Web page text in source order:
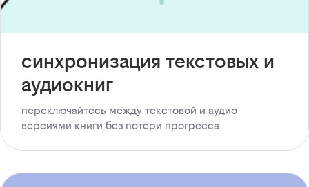
синхронизация текстовых и
аудиокниг
переключайтесь между текстовой и аудио
версиями книги без потери прогресса